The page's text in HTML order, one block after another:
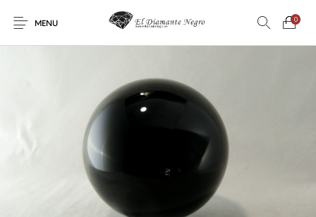
MENU
0
FÓSILES JOYAS